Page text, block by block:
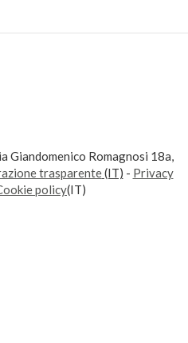
Giandomenico Romagnosi 18a,
trasparente(IT) - Privacy
policy(IT)